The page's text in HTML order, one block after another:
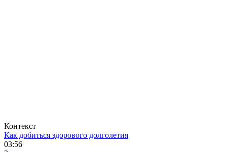
Контекст
Как добиться здорового долголетия
03:56